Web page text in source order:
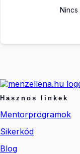
Hasznos linkek
Mentorprogramok
Sikerkód
Blog